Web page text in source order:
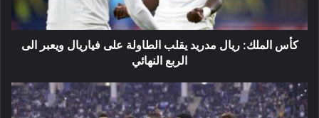
ويعبر
الىكأس الملك: ريال مدريد يقلب الطاولة على فياريال ويعبر الى
الربع النهائي
الـ
بي